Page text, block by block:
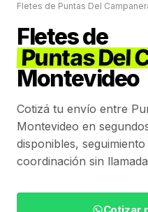
Fletes de Puntas Del
Fletes de
Puntas Del
Montevideo
Cotizá tu envío entre
Montevideo en
disponibles,
coordinación sin